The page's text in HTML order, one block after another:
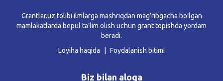
Grantlar.uz tolibi ilmlarga mashriqdan mag’ribgacha bo’lgan
mamlakatlarda bepul ta’lim olish uchun grant topishda yordam
beradi.
Loyiha haqida
Foydalanish bitimi
Biz bilan aloqa